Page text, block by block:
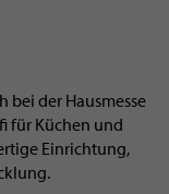
bei der Hausmesse
für Küchen und
Einrichtung,